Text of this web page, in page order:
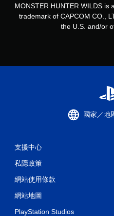
MONSTER HUNTER WILDS
trademark of CAPCOM CO.,
the U.S. and/or
國家／地
支援中心
私隱政策
網站使用條款
網站地圖
PlayStation Studios